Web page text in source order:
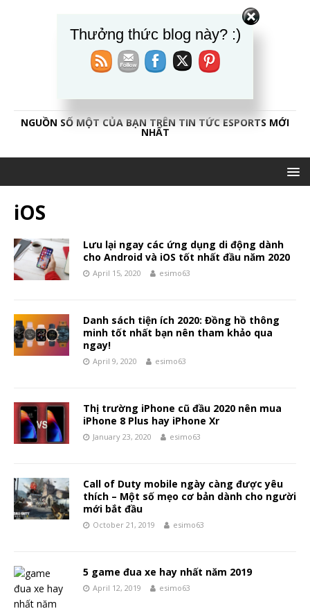
CAOTHỦESPORT84
NGUỒN SỐ MỘT CỦA BẠN TRÊN TIN TỨC ESPORTS MỚI
NHẤT
iOS
Lưu lại ngay các ứng dụng di động dành
cho Android và iOS tốt nhất đầu năm 2020
April 15, 2020 esimo63
Danh sách tiện ích 2020: Đồng hồ thông
minh tốt nhất bạn nên tham khảo qua
ngay!
April 9, 2020 esimo63
Thị trường iPhone cũ đầu 2020 nên mua
iPhone 8 Plus hay iPhone Xr
January 23, 2020 esimo63
Call of Duty mobile ngày càng được yêu
thích – Một số mẹo cơ bản dành cho người
mới bắt đầu
October 21, 2019 esimo63
5 game đua xe hay nhất năm 2019
April 12, 2019 esimo63
Thưởng thức blog này? :)